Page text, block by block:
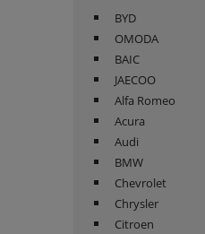
BYD
OMODA
BAIC
JAECOO
Alfa Romeo
Acura
Audi
BMW
Chevrolet
Chrysler
Citroen